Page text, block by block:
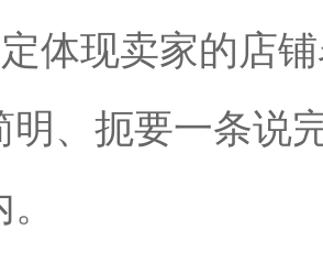
定体现卖家的店
明、扼要一条说